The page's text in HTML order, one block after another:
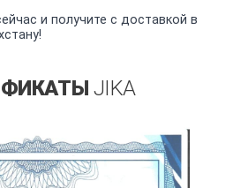
и получите с доставкой в
JIKA